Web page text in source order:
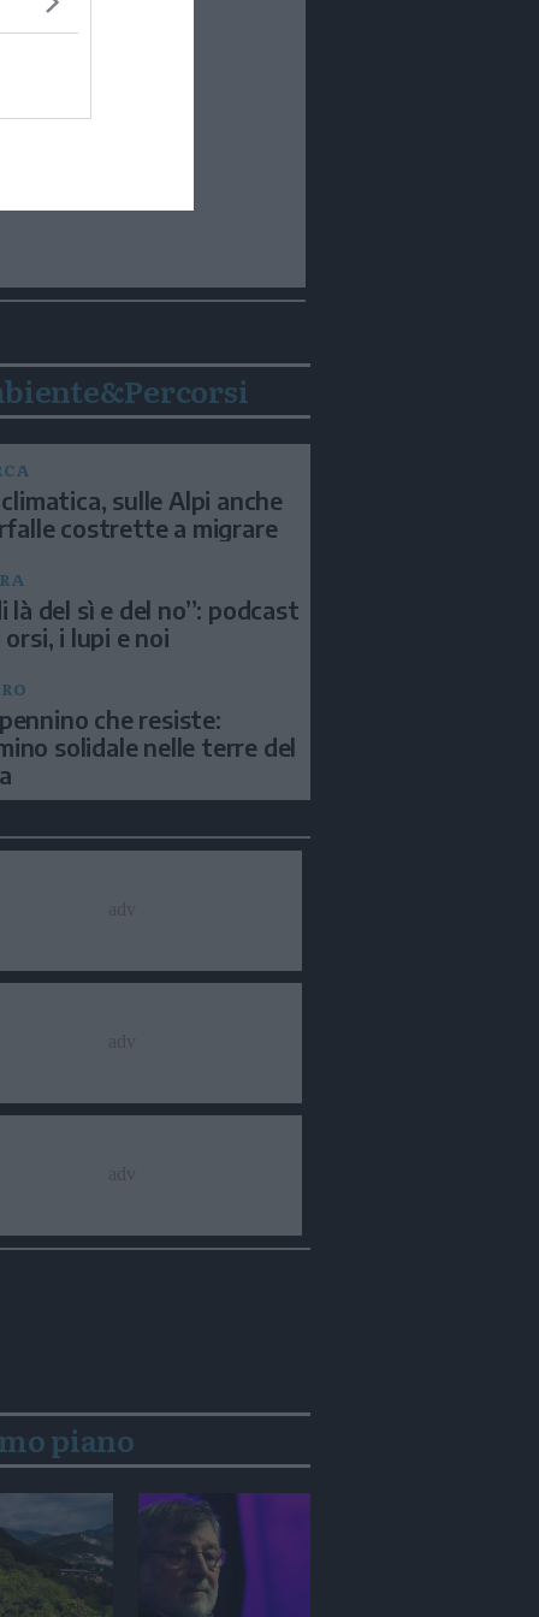
sulle Alpi anche
costrette a migrare
là del sì e del no”: podcast
orsi, i lupi e noi
che resiste:
solidale nelle terre del
piano